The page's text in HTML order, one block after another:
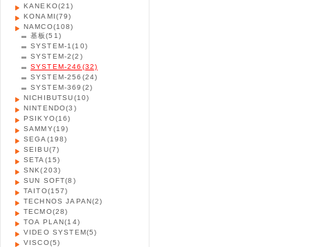
KANEKO(21)
KONAMI(79)
NAMCO(108)
基板(51)
SYSTEM-1(10)
SYSTEM-2(2)
SYSTEM-246 (32)
SYSTEM-256 (24)
SYSTEM-369 (2)
NICHIBUTSU(10)
NINTENDO(3)
PSIKYO(16)
SAMMY(19)
SEGA (198)
SEIBU(7)
SETA (15)
SNK(203)
SUN SOFT(8)
TAITO(157)
TECHNOS JAPAN(2)
TECMO(28)
TOA PLAN(14)
VIDEO SYSTEM(5)
VISCO(5)